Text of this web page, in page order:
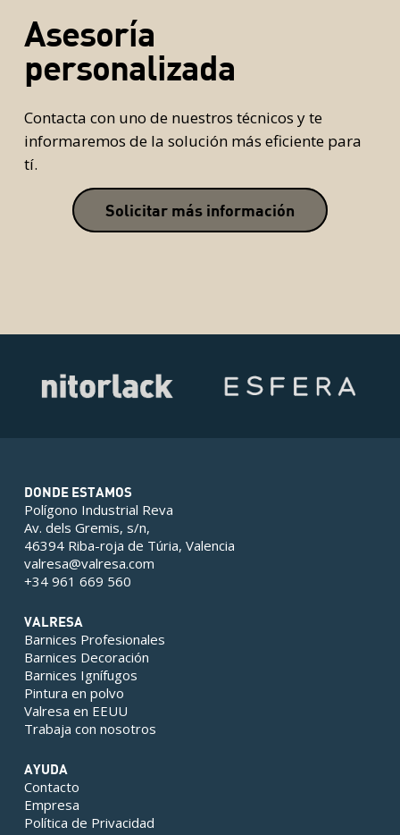
Asesoría
personalizada
Contacta con uno de nuestros técnicos y te
informaremos de la solución más eficiente para
tí.
Solicitar más información
DONDE ESTAMOS
Polígono Industrial Reva
Av. dels Gremis, s/n,
46394 Riba-roja de Túria, Valencia
valresa@valresa.com
+34 961 669 560
VALRESA
Barnices Profesionales
Barnices Decoración
Barnices Ignífugos
Pintura en polvo
Valresa en EEUU
Trabaja con nosotros
AYUDA
Contacto
Empresa
Política de Privacidad